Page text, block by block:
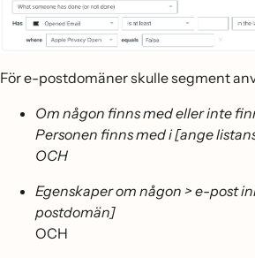
För e-postdomäner skulle segment
Om någon finns med eller inte
Personen finns med i [ange
OCH
Egenskaper om någon > e-post
postdomän]
OCH